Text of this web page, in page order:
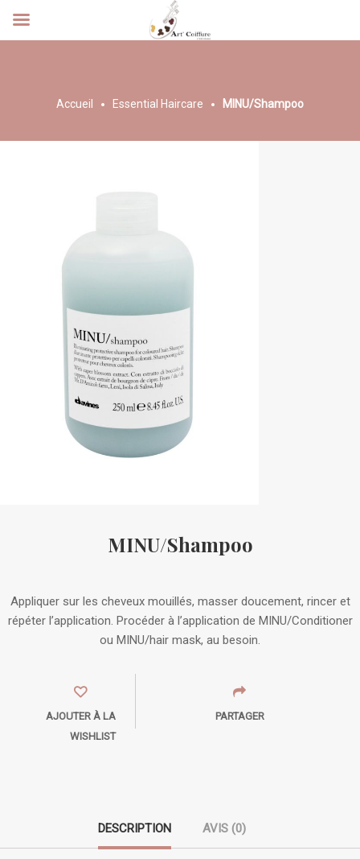
Accueil Essential Haircare MINU/Shampoo
MINU/Shampoo
Appliquer sur les cheveux mouillés, masser doucement, rincer et
répéter l’application. Procéder à l’application de MINU/Conditioner
ou MINU/hair mask, au besoin.
AJOUTER À LA
WISHLIST
PARTAGER
DESCRIPTION AVIS (0)